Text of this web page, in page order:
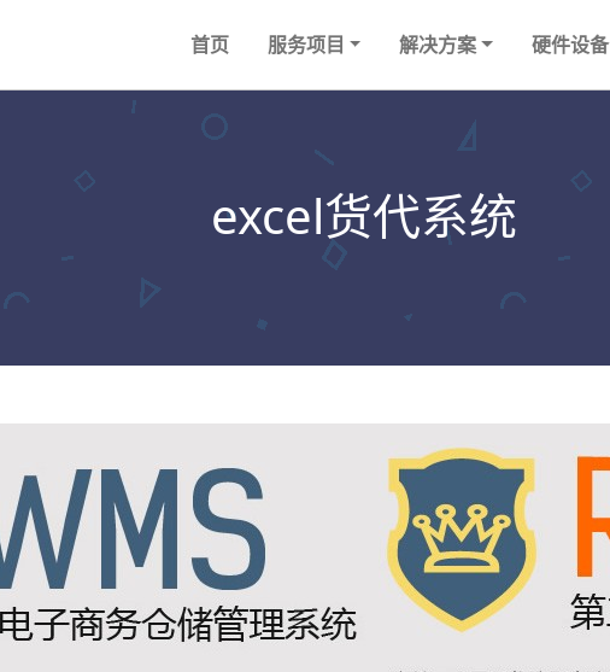
首页 服务项目 解决方案 硬件设备
excel货代系统